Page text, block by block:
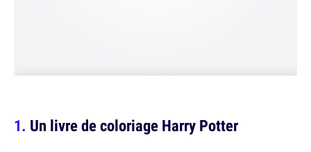
Un livre de coloriage Harry Potter